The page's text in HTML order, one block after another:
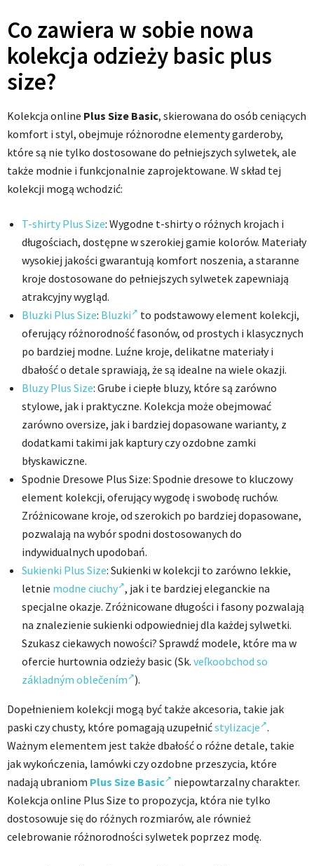
Co zawiera w sobie nowa
kolekcja odzieży basic plus
size?
Kolekcja online Plus Size Basic, skierowana do osób ceniących
komfort i styl, obejmuje różnorodne elementy garderoby,
które są nie tylko dostosowane do pełniejszych sylwetek, ale
także modnie i funkcjonalnie zaprojektowane. W skład tej
kolekcji mogą wchodzić:
T-shirty Plus Size: Wygodne t-shirty o różnych krojach i
długościach, dostępne w szerokiej gamie kolorów. Materiały
wysokiej jakości gwarantują komfort noszenia, a staranne
kroje dostosowane do pełniejszych sylwetek zapewniają
atrakcyjny wygląd.
Bluzki Plus Size: Bluzki
to podstawowy element kolekcji,
oferujący różnorodność fasonów, od prostych i klasycznych
po bardziej modne. Luźne kroje, delikatne materiały i
dbałość o detale sprawiają, że są idealne na wiele okazji.
Bluzy Plus Size: Grube i ciepłe bluzy, które są zarówno
stylowe, jak i praktyczne. Kolekcja może obejmować
zarówno oversize, jak i bardziej dopasowane warianty, z
dodatkami takimi jak kaptury czy ozdobne zamki
błyskawiczne.
Spodnie Dresowe Plus Size: Spodnie dresowe to kluczowy
element kolekcji, oferujący wygodę i swobodę ruchów.
Zróżnicowane kroje, od szerokich po bardziej dopasowane,
pozwalają na wybór spodni dostosowanych do
indywidualnych upodobań.
Sukienki Plus Size: Sukienki w kolekcji to zarówno lekkie,
letnie modne ciuchy , jak i te bardziej eleganckie na
specjalne okazje. Zróżnicowane długości i fasony pozwalają
na znalezienie sukienki odpowiedniej dla każdej sylwetki.
Szukasz ciekawych nowości? Sprawdź modele, które ma w
ofercie hurtownia odzieży basic (Sk. veľkoobchod so
základným oblečením ).
Dopełnieniem kolekcji mogą być także akcesoria, takie jak
paski czy chusty, które pomagają uzupełnićstylizacje .
Ważnym elementem jest także dbałość o różne detale, takie
jak wykończenia, lamówki czy ozdobne przeszycia, które
nadają ubraniom Plus Size Basic
niepowtarzalny charakter.
Kolekcja online Plus Size to propozycja, która nie tylko
dostosowuje się do różnych rozmiarów, ale również
celebrowanie różnorodności sylwetek poprzez modę.